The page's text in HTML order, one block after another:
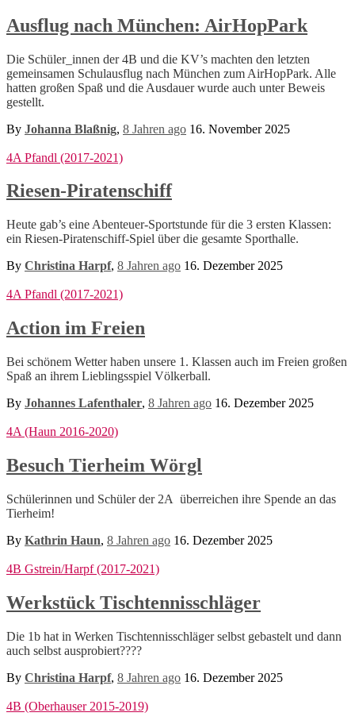
Ausflug nach München: AirHopPark
Die Schüler_innen der 4B und die KV’s machten den letzten
gemeinsamen Schulausflug nach München zum AirHopPark. Alle
hatten großen Spaß und die Ausdauer wurde auch unter Beweis
gestellt.
By Johanna Blaßnig, 8 Jahren ago 16. November 2025
4A Pfandl (2017-2021)
Riesen-Piratenschiff
Heute gab’s eine Abenteuer-Sportstunde für die 3 ersten Klassen:
ein Riesen-Piratenschiff-Spiel über die gesamte Sporthalle.
By Christina Harpf, 8 Jahren ago 16. Dezember 2025
4A Pfandl (2017-2021)
Action im Freien
Bei schönem Wetter haben unsere 1. Klassen auch im Freien großen
Spaß an ihrem Lieblingsspiel Völkerball.
By Johannes Lafenthaler, 8 Jahren ago 16. Dezember 2025
4A (Haun 2016-2020)
Besuch Tierheim Wörgl
Schülerinnen und Schüler der 2A überreichen ihre Spende an das
Tierheim!
By Kathrin Haun, 8 Jahren ago 16. Dezember 2025
4B Gstrein/Harpf (2017-2021)
Werkstück Tischtennisschläger
Die 1b hat in Werken Tischtennisschläger selbst gebastelt und dann
auch selbst ausprobiert????
By Christina Harpf, 8 Jahren ago 16. Dezember 2025
4B (Oberhauser 2015-2019)